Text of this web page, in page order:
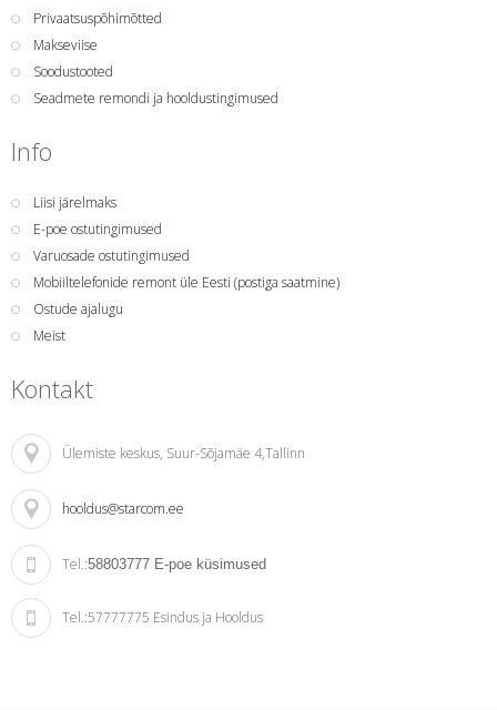
Privaatsuspõhimõtted
Makseviise
Soodustooted
Seadmete remondi ja hooldustingimused
Info
Liisi järelmaks
E-poe ostutingimused
Varuosade ostutingimused
Mobiiltelefonide remont üle Eesti (postiga saatmine)
Ostude ajalugu
Meist
Kontakt
Ülemiste keskus, Suur-Sõjamäe 4,Tallinn
hooldus@starcom.ee
Tel.:58803777 E-poe küsimused
Tel.:57777775 Esindus ja Hooldus